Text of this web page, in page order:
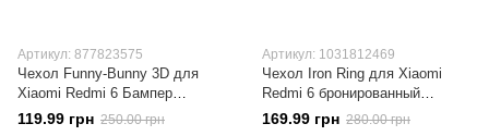
Артикул: 877823575
Чехол Funny-Bunny 3D для
Xiaomi Redmi 6 Бампер
резиновый розовый
119.99 грн 250.00 грн
Артикул: 1031812469
Чехол Iron Ring для Xiaomi
Redmi 6 бронированный
бампер Броня Black
169.99 грн 280.00 грн